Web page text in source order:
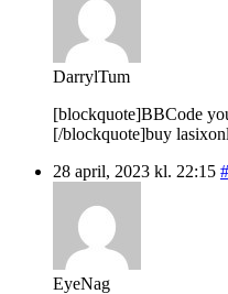
DarrylTum
[blockquote]BBCode
[/blockquote]buy
28 april, 2023 kl. 22:15
EyeNag